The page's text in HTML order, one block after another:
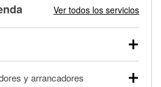
Ver todos los servicios
vehículos comerciales y
y arrancadores